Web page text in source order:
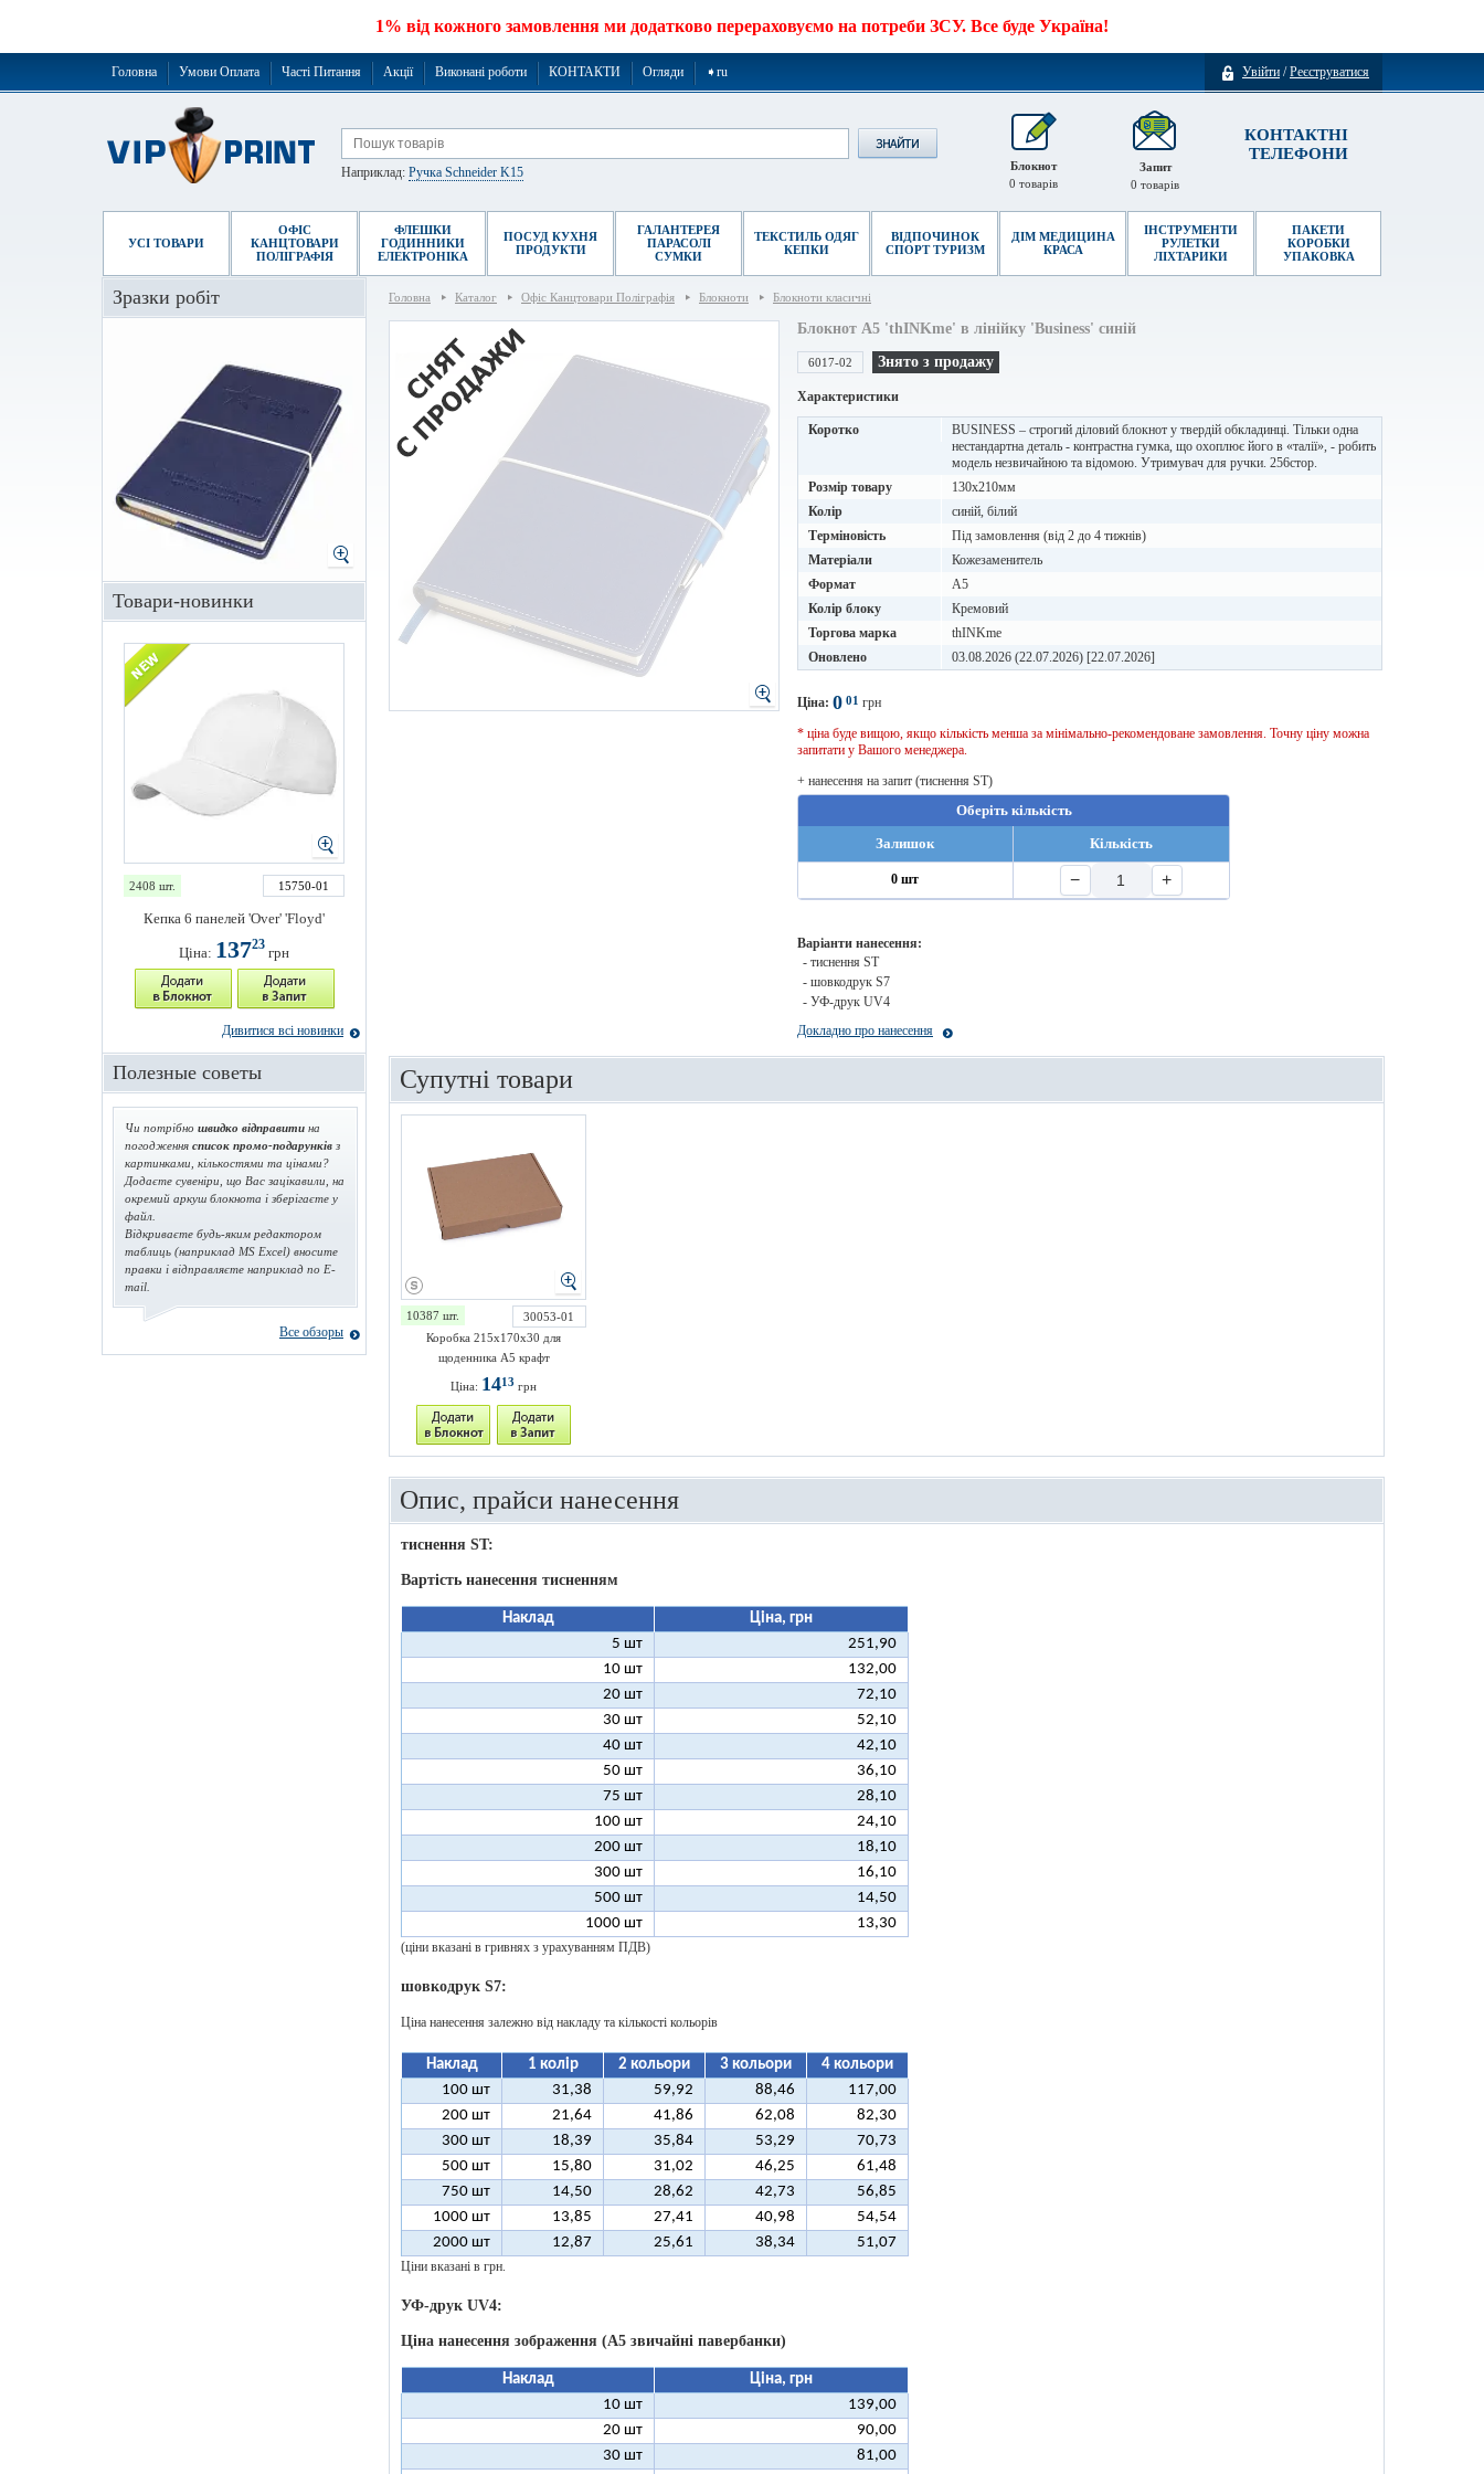
1% від кожного замовлення ми додатково перераховуємо на потреби ЗСУ. Все буде Україна!
Увійти /Реєструватися
Головна Умови Оплата Часті Питання Акції Виконані роботи КОНТАКТИ Огляди ➧ru
КОНТАКТНІ
ТЕЛЕФОНИ
Запит
0 товарів
Наприклад: Ручка Schneider K15
Блокнот
0 товарів
УСІ ТОВАРИ
ОФІС
КАНЦТОВАРИ
ПОЛІГРАФІЯ
ФЛЕШКИ
ГОДИННИКИ
ЕЛЕКТРОНІКА
ПОСУД КУХНЯ
ПРОДУКТИ
ГАЛАНТЕРЕЯ
ПАРАСОЛІ
СУМКИ
ТЕКСТИЛЬ ОДЯГ
КЕПКИ
ВІДПОЧИНОК
СПОРТ ТУРИЗМ
ДІМ МЕДИЦИНА
КРАСА
ІНСТРУМЕНТИ
РУЛЕТКИ
ЛІХТАРИКИ
ПАКЕТИ
КОРОБКИ
УПАКОВКА
Головна Каталог Офіс Канцтовари Поліграфія Блокноти Блокноти класичні
Блокнот A5 'thINKme' в лінійку 'Business' синій
6017-02 Знято з продажу
Характеристики
Коротко
BUSINESS – строгий діловий блокнот у твердій обкладинці. Тільки одна
нестандартна деталь - контрастна гумка, що охоплює його в «талії», - робить
модель незвичайною та відомою. Утримувач для ручки. 256стор.
Розмір товару
130х210мм
Колір
синій, білий
Терміновість
Під замовлення (від 2 до 4 тижнів)
Матеріали
Кожезаменитель
Формат
A5
Колір блоку
Кремовий
Торгова марка
thINKme
Оновлено
03.08.2026 (22.07.2026) [22.07.2026]
Ціна: 0 01 грн
* ціна буде вищою, якщо кількість менша за мінімально-рекомендоване замовлення. Точну ціну можна
запитати у Вашого менеджера.
+ нанесення на запит (тиснення ST)
Оберіть кількість
Залишок
Кількість
0 шт − +
Варіанти нанесення:
- тиснення ST
- шовкодрук S7
- УФ-друк UV4
Докладно про нанесення
Супутні товари
10387 шт.
30053-01
Коробка 215х170х30 для
щоденника А5 крафт
Ціна: 1413 грн
Опис, прайси нанесення
тиснення ST:
Вартість нанесення тисненням
Наклад
Ціна, грн
5 шт
251,90
10 шт
132,00
20 шт
72,10
30 шт
52,10
40 шт
42,10
50 шт
36,10
75 шт
28,10
100 шт
24,10
200 шт
18,10
300 шт
16,10
500 шт
14,50
1000 шт
13,30
(ціни вказані в гривнях з урахуванням ПДВ)
шовкодрук S7:
Ціна нанесення залежно від накладу та кількості кольорів
Наклад 1 колір 2 кольори 3 кольори
4 кольори
100 шт
31,38 59,92 88,46
117,00
200 шт
21,64 41,86 62,08
82,30
300 шт
18,39 35,84 53,29
70,73
500 шт
15,80 31,02 46,25
61,48
750 шт
14,50 28,62 42,73
56,85
1000 шт
13,85 27,41 40,98
54,54
2000 шт
12,87 25,61 38,34 51,07
Ціни вказані в грн.
УФ-друк UV4:
Ціна нанесення зображення (А5 звичайні павербанки)
Наклад
Ціна, грн
10 шт
139,00
20 шт
90,00
30 шт
81,00
Зразки робіт
Товари-новинки
2408 шт. 15750-01
Кепка 6 панелей 'Over' 'Floyd'
Ціна: 13723 грн
Дивитися всі новинки
Полезные советы
Чи потрібно швидко відправити на
погодження список промо-подарунків з
картинками, кількостями та цінами?
Додаєте сувеніри, що Вас зацікавили, на
окремий аркуш блокнота і зберігаєте у
файл.
Відкриваєте будь-яким редактором
таблиць (наприклад MS Excel) вносите
правки і відправляєте наприклад по E-
mail.
Все обзоры